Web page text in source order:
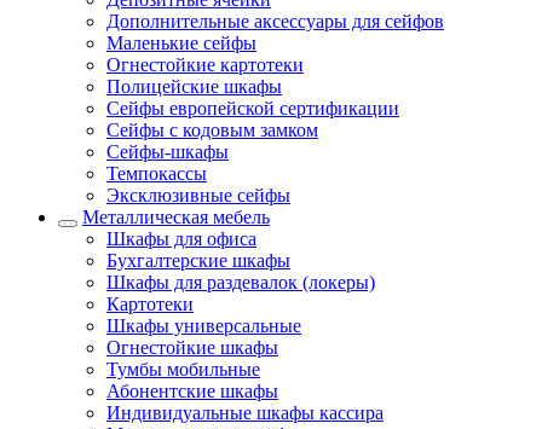
Дополнительные аксессуары для сейфов
Маленькие сейфы
Огнестойкие картотеки
Полицейские шкафы
Сейфы европейской сертификации
Сейфы с кодовым замком
Сейфы-шкафы
Темпокассы
Эксклюзивные сейфы
Металлическая мебель
Шкафы для офиса
Бухгалтерские шкафы
Шкафы для раздевалок (локеры)
Картотеки
Шкафы универсальные
Огнестойкие шкафы
Тумбы мобильные
Абонентские шкафы
Индивидуальные шкафы кассира